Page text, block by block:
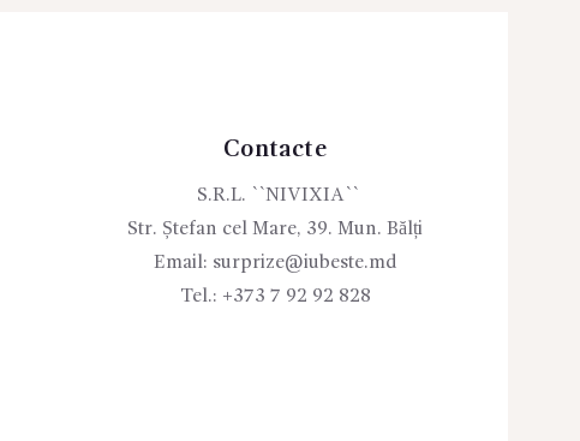
Contacte
S.R.L. ``NIVIXIA``
Str. Ștefan cel Mare, 39. Mun. Bălți
Email: surprize@iubeste.md
Tel.: +373 7 92 92 828